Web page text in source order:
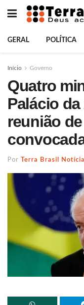
GERAL POLÍTICA
Início Governo
Quatro
Palácio
reunião
Por Terra Brasil